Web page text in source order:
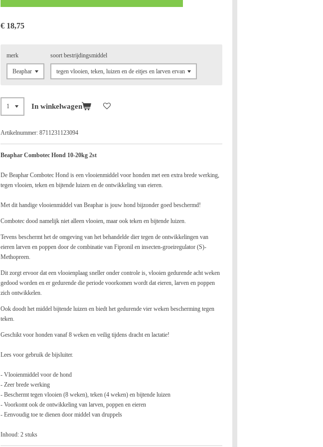
€ 18,75
merk soort bestrijdingsmiddel
In winkelwagen
Artikelnummer: 8711231123094
Beaphar Combotec Hond 10-20kg 2st
De Beaphar Combotec Hond is een vlooienmiddel voor honden met een extra brede werking,
tegen vlooien, teken en bijtende luizen en de ontwikkeling van eieren.
Met dit handige vlooienmiddel van Beaphar is jouw hond bijzonder goed beschermd!
Combotec dood namelijk niet alleen vlooien, maar ook teken en bijtende luizen.
Tevens beschermt het de omgeving van het behandelde dier tegen de ontwikkelingen van
eieren larven en poppen door de combinatie van Fipronil en insecten-groeiregulator (S)-
Methopreen.
Dit zorgt ervoor dat een vlooienplaag sneller onder controle is, vlooien gedurende acht weken
gedood worden en er gedurende die periode voorkomen wordt dat eieren, larven en poppen
zich ontwikkelen.
Ook doodt het middel bijtende luizen en biedt het gedurende vier weken bescherming tegen
teken.
Geschikt voor honden vanaf 8 weken en veilig tijdens dracht en lactatie!
Lees voor gebruik de bijsluiter.
- Vlooienmiddel voor de hond
- Zeer brede werking
- Beschermt tegen vlooien (8 weken), teken (4 weken) en bijtende luizen
- Voorkomt ook de ontwikkeling van larven, poppen en eieren
- Eenvoudig toe te dienen door middel van druppels
Inhoud: 2 stuks